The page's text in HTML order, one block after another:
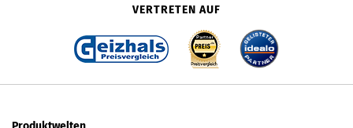
VERTRETEN AUF